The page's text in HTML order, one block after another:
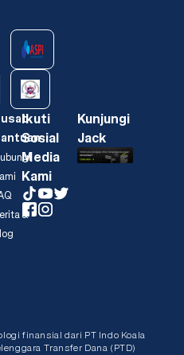
&
Ikuti
Sosial
Media
Kami
Kunjungi
Jack
finansial dari PT Indo Koala
Transfer Dana (PTD)